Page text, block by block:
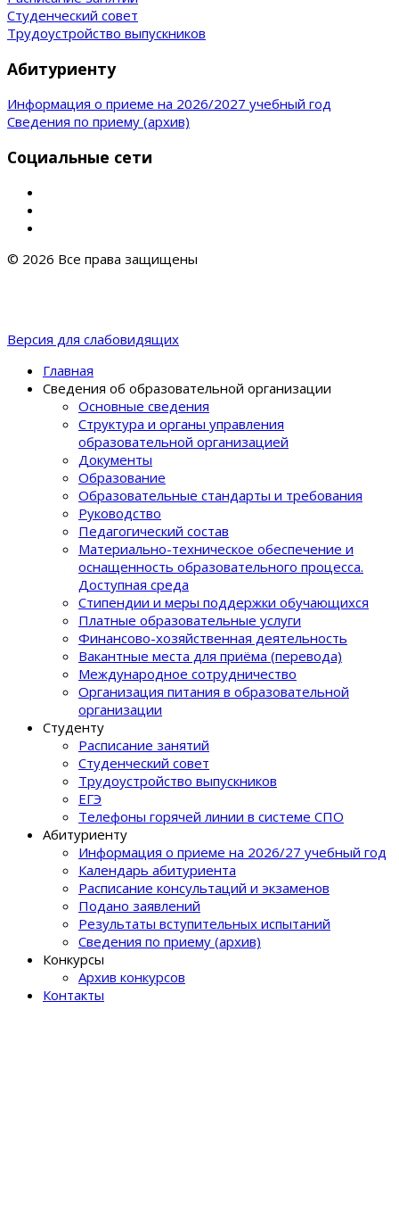
Студенческий совет
Трудоустройство выпускников
Абитуриенту
Информация о приеме на 2026/2027 учебный год
Сведения по приему (архив)
Социальные сети
© 2026 Все права защищены
Версия для слабовидящих
Главная
Сведения об образовательной организации
Основные сведения
Структура и органы управления
образовательной организацией
Документы
Образование
Образовательные стандарты и требования
Руководство
Педагогический состав
Материально-техническое обеспечение и
оснащенность образовательного процеcса.
Доступная среда
Стипендии и меры поддержки обучающихся
Платные образовательные услуги
Финансово-хозяйственная деятельность
Вакантные места для приёма (перевода)
Международное сотрудничество
Организация питания в образовательной
организации
Студенту
Расписание занятий
Студенческий совет
Трудоустройство выпускников
ЕГЭ
Телефоны горячей линии в системе СПО
Абитуриенту
Информация о приеме на 2026/27 учебный год
Календарь абитуриента
Расписание консультаций и экзаменов
Подано заявлений
Результаты вступительных испытаний
Сведения по приему (архив)
Конкурсы
Архив конкурсов
Контакты